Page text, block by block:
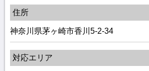
住所
神奈川県茅ヶ崎市香川5-2-34
対応エリア